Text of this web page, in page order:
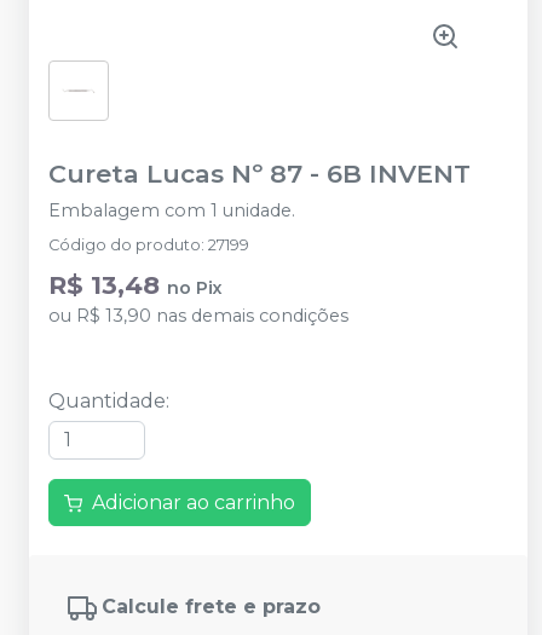
Cureta Lucas Nº 87 - 6B INVENT
Embalagem com 1 unidade.
Código do produto: 27199
R$ 13,48 no Pix
ou R$ 13,90 nas demais condições
Quantidade:
Adicionar ao carrinho
Calcule frete e prazo